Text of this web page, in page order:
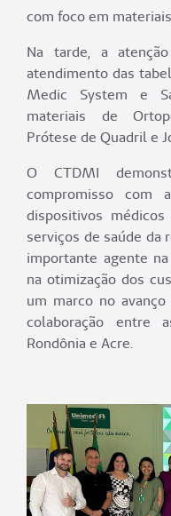
com foco em
Na tarde, a
atendimento das
Medic System e
materiais de
Prótese de Quadril e
O CTDMI
compromisso com
dispositivos
serviços de saúde da
importante agente
na otimização dos
um marco no
colaboração entre
Rondônia e Acre.